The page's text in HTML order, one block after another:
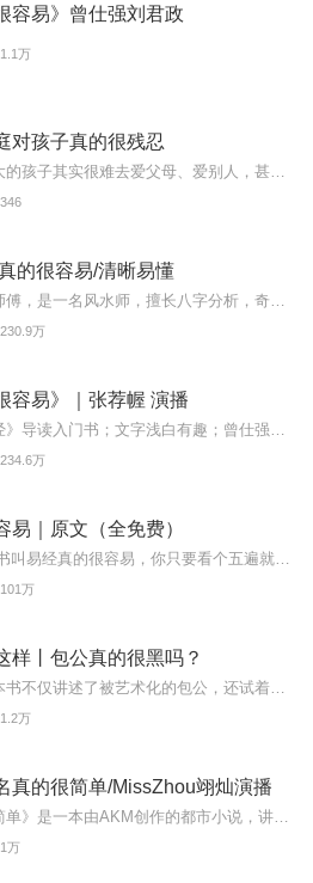
容易》曾仕强刘君政
1.1万
对孩子真的很残忍
346
的很容易/清晰易懂
230.9万
容易》｜张荐幄 演播
234.6万
易｜原文（全免费）
101万
样丨包公真的很黑吗？
1.2万
真的很简单/MissZhou翊灿演播
1万